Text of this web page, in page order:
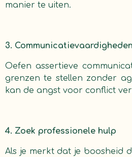
manier te uiten.
3. Communicatievaardigheden
Oefen assertieve
grenzen te stellen zonder
kan de angst voor conflict
4. Zoek professionele hulp
Als je merkt dat je boosheid